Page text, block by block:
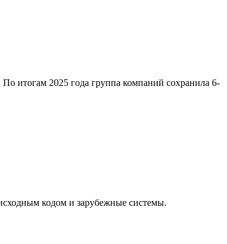
итогам 2025 года группа компаний сохранила 6-
кодом и зарубежные системы.